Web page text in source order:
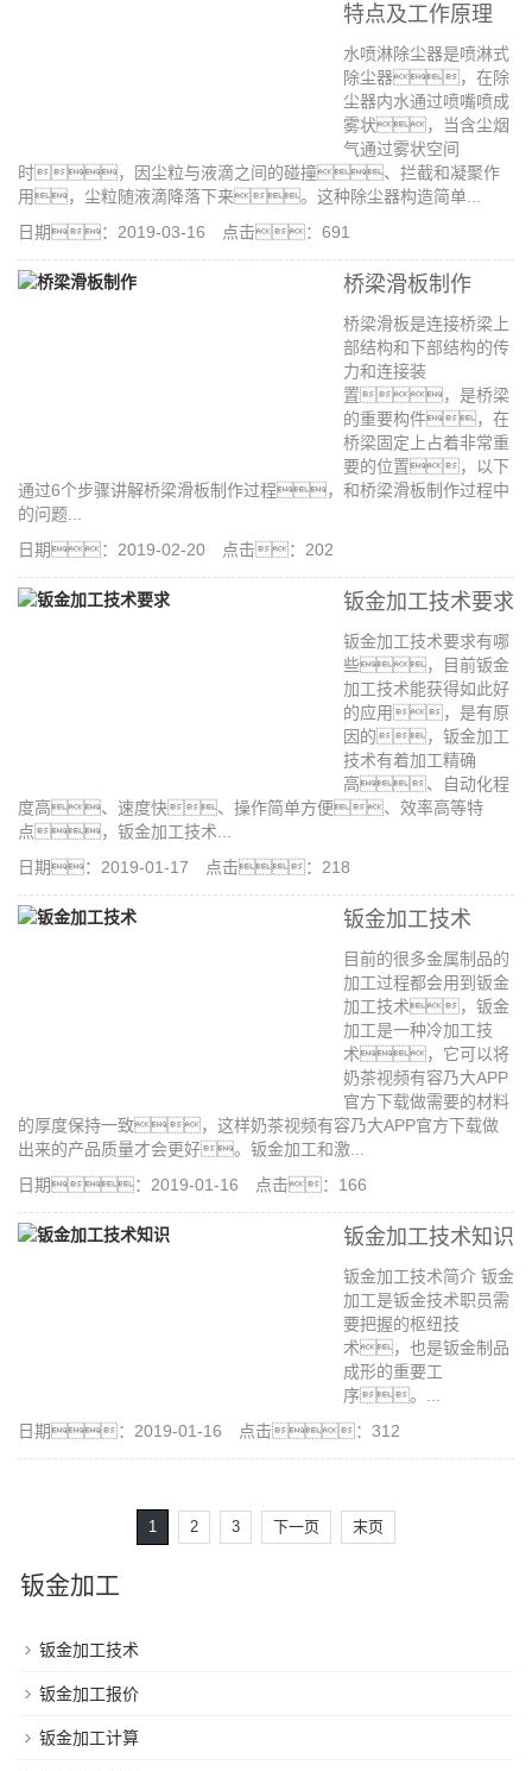
特点及工作原理
水喷淋除尘器是喷淋式
除尘器，在除
尘器内水通过喷嘴喷成
雾状，当含尘烟
气通过雾状空间
时，因尘粒与液滴之间的碰撞、拦截和凝聚作
用，尘粒随液滴降落下来。这种除尘器构造简单...
日期：2019-03-16 点击：691
桥梁滑板制作
桥梁滑板是连接桥梁上
部结构和下部结构的传
力和连接装
置，是桥梁
的重要构件，在
桥梁固定上占着非常重
要的位置，以下
通过6个步骤讲解桥梁滑板制作过程，和桥梁滑板制作过程中
的问题...
日期：2019-02-20 点击：202
钣金加工技术要求
钣金加工技术要求有哪
些，目前钣金
加工技术能获得如此好
的应用，是有原
因的，钣金加工
技术有着加工精确
高、自动化程
度高、速度快、操作简单方便、效率高等特
点，钣金加工技术...
日期：2019-01-17 点击：218
钣金加工技术
目前的很多金属制品的
加工过程都会用到钣金
加工技术，钣金
加工是一种冷加工技
术，它可以将
奶茶视频有容乃大APP
官方下载做需要的材料
的厚度保持一致，这样奶茶视频有容乃大APP官方下载做
出来的产品质量才会更好。钣金加工和激...
日期：2019-01-16 点击：166
钣金加工技术知识
钣金加工技术简介 钣金
加工是钣金技术职员需
要把握的枢纽技
术，也是钣金制品
成形的重要工
序。...
日期：2019-01-16 点击：312
1 2 3 下一页 末页
钣金加工
钣金加工技术
钣金加工报价
钣金加工计算